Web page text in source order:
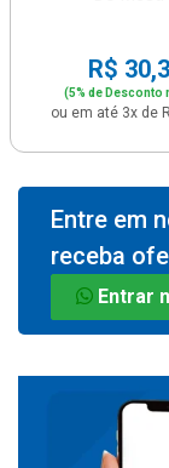
R$
(5% de Desconto
ou em até 3x de
Entre em
receba
Entrar